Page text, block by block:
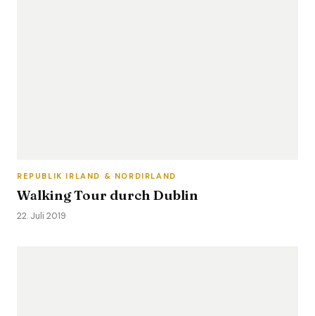
REPUBLIK IRLAND & NORDIRLAND
Walking Tour durch Dublin
22. Juli 2019